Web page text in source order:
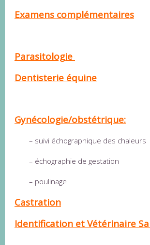
Examens complémentaires
Parasitologie
Dentisterie équine
Gynécologie/obstétrique:
– suivi échographique des chaleurs
– échographie de gestation
– poulinage
Castration
Identification et Vétérinaire